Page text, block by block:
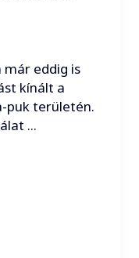
eddig is
kínált a
puk területén.
...